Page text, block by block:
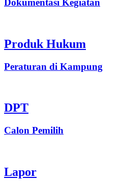
Dokumentasi Kegiatan
Produk Hukum
Peraturan di Kampung
DPT
Calon Pemilih
Lapor